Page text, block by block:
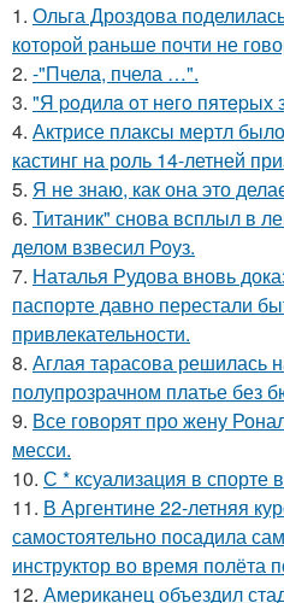
1. Ольга Дроздова
которой раньше почти не
2. -"Пчела, пчела …".
3. "Я poдилa oт нeгo пятepых
4. Актрисе плаксы мертл
кастинг на роль 14-летней
5. Я не знаю, как она это
6. Титаник" снова всплыл в
делом взвесил Роуз.
7. Наталья Рудова вновь
паспорте давно перестали
привлекательности.
8. Аглая тарасова решилась
полупрозрачном платье без
9. Все говорят про жену
месси.
10. С * ксуализация в спорте
11. В Аргентине 22-летняя
самостоятельно посадила
инструктор во время полёта
12. Американец объездил